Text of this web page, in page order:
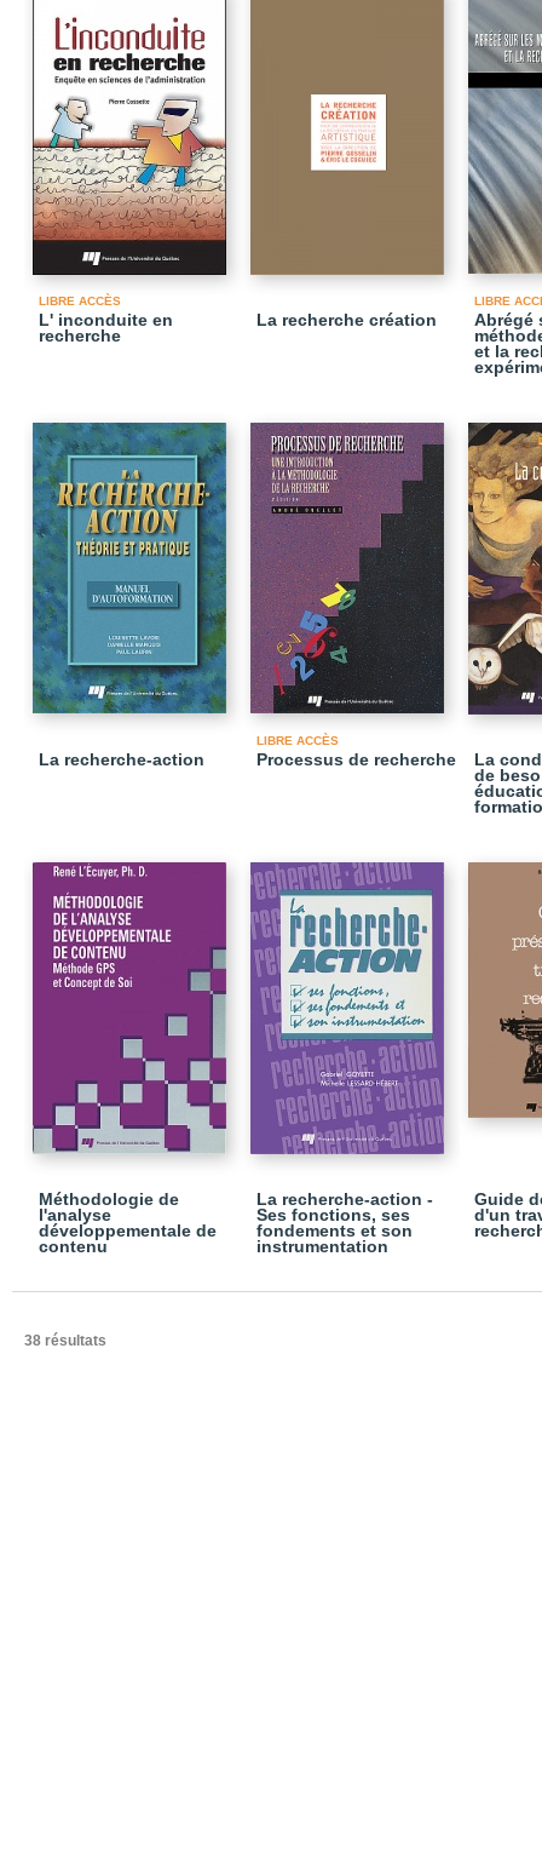
LIBRE ACCÈS
L' inconduite en
recherche
La recherche création
LIBRE
Abrégé
et la
La recherche-action
LIBRE ACCÈS
Processus de recherche
La
de
Méthodologie de
l'analyse
développementale de
contenu
La recherche-action -
Ses fonctions, ses
fondements et son
instrumentation
Guide
d'un
38 résultats